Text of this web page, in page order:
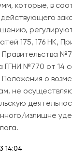
которые, в
175, 176 НК,
ГГНИ №770 от 14
о
не
излишне
14:04